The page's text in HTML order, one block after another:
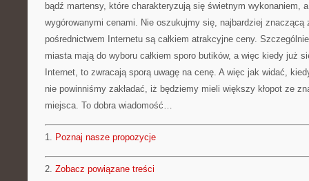
bądź martensy, które charakteryzują się świetnym wykonaniem,
wygórowanymi cenami. Nie oszukujmy się, najbardziej znaczącą
pośrednictwem Internetu są całkiem atrakcyjne ceny.
miasta mają do wyboru całkiem sporo butików, a więc kiedy już
Internet, to zwracają sporą uwagę na cenę. A więc jak widać,
nie powinniśmy zakładać, iż będziemy mieli większy kłopot ze
miejsca. To dobra wiadomość…
1. Poznaj nasze propozycje
2. Zobacz powiązane treści